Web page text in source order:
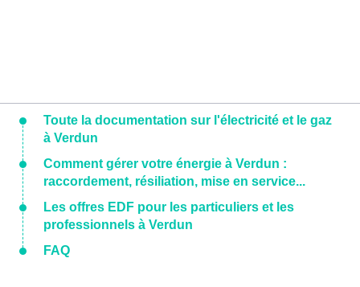
Toute la documentation sur l'électricité et le gaz
à Verdun
Comment gérer votre énergie à Verdun :
raccordement, résiliation, mise en service...
Les offres EDF pour les particuliers et les
professionnels à Verdun
FAQ